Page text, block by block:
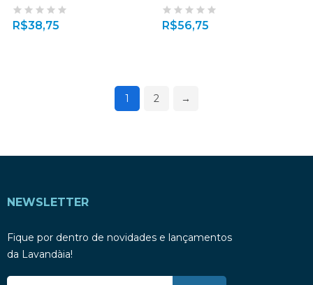
R$38,75 R$56,75
1 2 →
NEWSLETTER
Fique por dentro de novidades e lançamentos
da Lavandàia!